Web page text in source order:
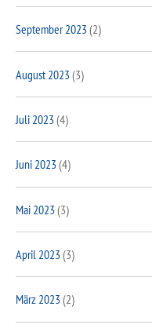
September 2023(2)
August 2023(3)
Juli 2023(4)
Juni 2023(4)
Mai 2023(3)
April 2023(3)
März 2023(2)